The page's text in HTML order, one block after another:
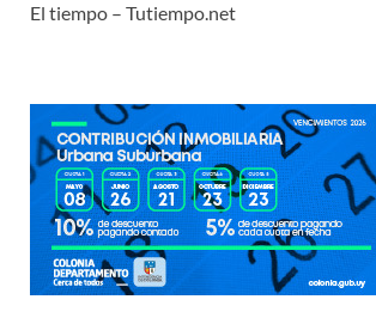
El tiempo – Tutiempo.net